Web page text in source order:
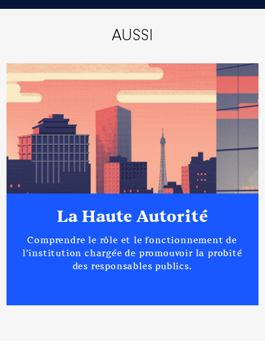
AUSSI
La Haute Autorité
Comprendre le rôle et le fonctionnement de
l’institution chargée de promouvoir la probité
des responsables publics.